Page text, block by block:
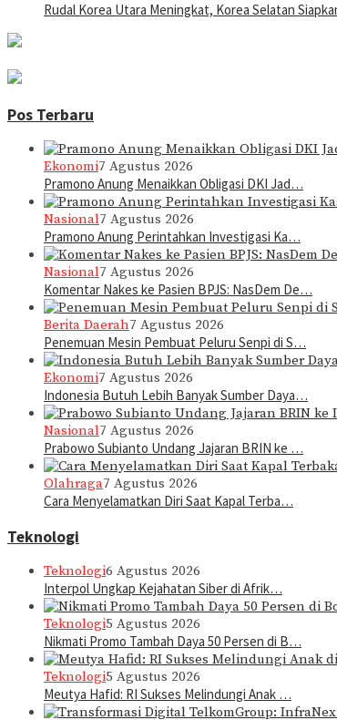
Rudal Korea Utara Meningkat, Korea Selatan
Pos Terbaru
Ekonomi7 Agustus 2026
Pramono Anung Menaikkan Obligasi DKI Jad…
Nasional7 Agustus 2026
Pramono Anung Perintahkan Investigasi Ka…
Nasional7 Agustus 2026
Komentar Nakes ke Pasien BPJS: NasDem De…
Berita Daerah7 Agustus 2026
Penemuan Mesin Pembuat Peluru Senpi di S…
Ekonomi7 Agustus 2026
Indonesia Butuh Lebih Banyak Sumber Daya…
Nasional7 Agustus 2026
Prabowo Subianto Undang Jajaran BRIN ke …
Olahraga7 Agustus 2026
Cara Menyelamatkan Diri Saat Kapal Terba…
Teknologi
Teknologi6 Agustus 2026
Interpol Ungkap Kejahatan Siber di Afrik…
Teknologi5 Agustus 2026
Nikmati Promo Tambah Daya 50 Persen di B…
Teknologi5 Agustus 2026
Meutya Hafid: RI Sukses Melindungi Anak …